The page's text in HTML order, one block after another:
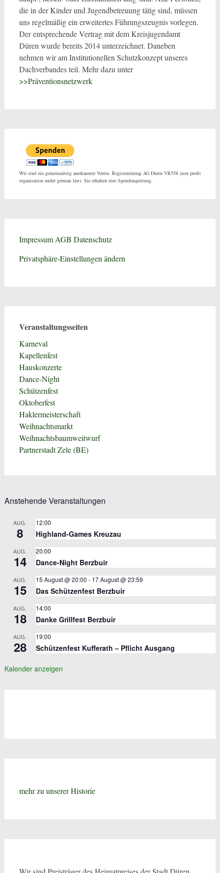
die in der Kinder und Jugendbetreuung tätig sind, müssen
uns regelmäßig ein erweitertes Führungszeugnis vorlegen.
Der entsprechende Vertrag mit dem Kreisjugendamt
Düren wurde bereits 2014 unterzeichnet. Daneben
nehmen wir am Institutionellen Schutzkonzept unseres
Dachverbandes teil. Mehr dazu unter
>>Präventionsnetzwerk
Wir sind ein gemeinnützig anerkannter Verein. Registereintrag AG Düren VR558 (non profit
organisation under german law). Sie erhalten eine Spendenquittung.
Impressum AGB Datenschutz
Privatsphäre-Einstellungen ändern
Veranstaltungsseiten
Karneval
Kapellenfest
Hauskonzerte
Dance-Night
Schützenfest
Oktoberfest
Haklermeisterschaft
Weihnachtsmarkt
Weihnachtsbaumweitwurf
Partnerstadt Zele (BE)
Anstehende Veranstaltungen
AUG.
8
12:00
Highland-Games Kreuzau
AUG.
14
20:00
Dance-Night Berzbuir
AUG.
15
15 August @ 20:00 - 17 August @ 23:59
Das Schützenfest Berzbuir
AUG.
18
14:00
Danke Grillfest Berzbuir
AUG.
28
19:00
Schützenfest Kufferath – Pflicht Ausgang
Kalender anzeigen
mehr zu unserer Historie